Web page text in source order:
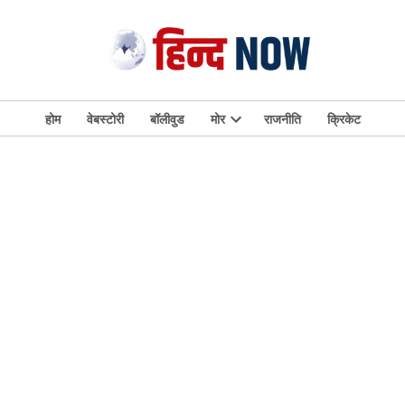
होम वेबस्टोरी बॉलीवुड मोर
Open
राजनीति क्रिकेट